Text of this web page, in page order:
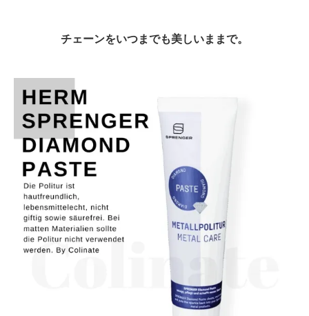
チェーンをいつまでも美しいままで。